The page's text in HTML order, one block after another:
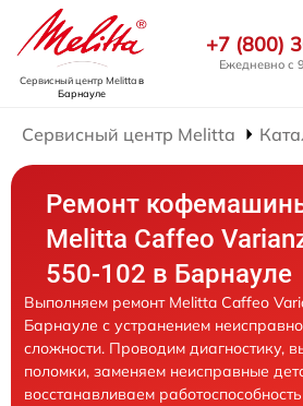
Сервисный центр Melittaв
Барнауле
+7 (800)
Ежедневно с
Сервисный центр Melitta
Ремонт
Melitta Caffeo
550-102 в Барнауле
Выполняем ремонт Melitta Caffeo
Барнауле с устранением
сложности. Проводим диагностику,
поломки, заменяем неисправные
восстанавливаем